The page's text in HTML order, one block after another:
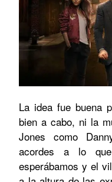
La idea fue buena
bien a cabo, ni la
Jones como
acordes a lo
esperábamos y el